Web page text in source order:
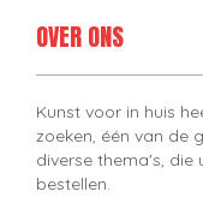
OVER ONS
Kunst voor in huis
zoeken, één van de
diverse thema's, die
bestellen.